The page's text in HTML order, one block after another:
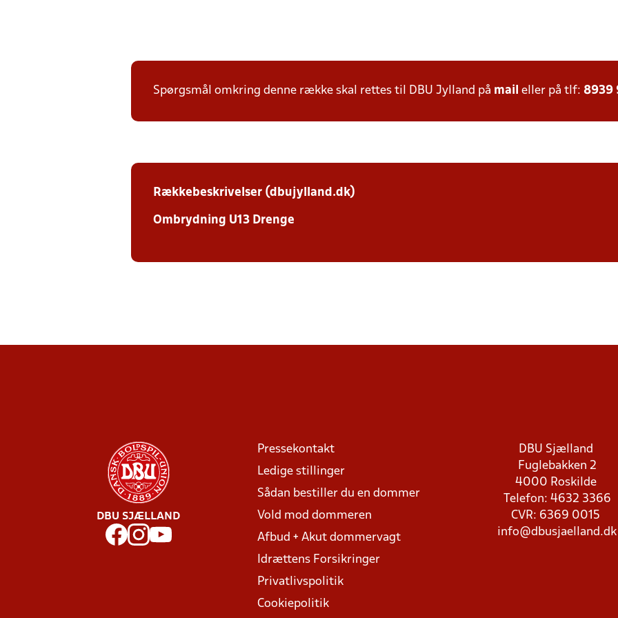
Spørgsmål omkring denne række skal rettes til DBU Jylland på mail eller på tlf: 8939
Rækkebeskrivelser (dbujylland.dk)
Ombrydning U13 Drenge
DBU SJÆLLAND
Pressekontakt
Ledige stillinger
Sådan bestiller du en dommer
Vold mod dommeren
Afbud + Akut dommervagt
Idrættens Forsikringer
Privatlivspolitik
Cookiepolitik
DBU Sjælland
Fuglebakken 2
4000 Roskilde
Telefon: 4632 3366
CVR: 6369 0015
info@dbusjaelland.dk